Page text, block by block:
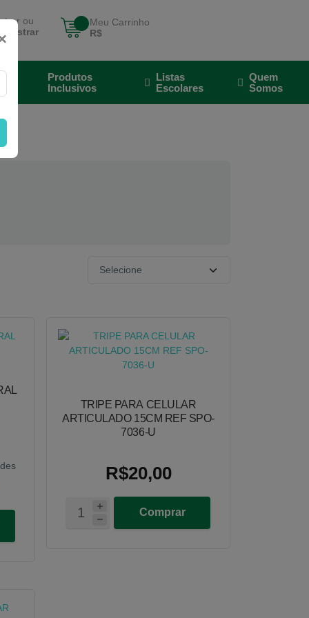
ou
Meu Carrinho
R$
Produtos
Inclusivos
Listas
Escolares
Quem
Somos
TRIPE PARA CELULAR
ARTICULADO 15CM REF SPO-
7036-U
R$20,00
Comprar